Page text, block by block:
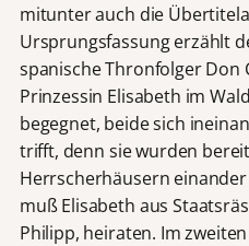
mitunter auch die
Ursprungsfassung erzählt
spanische Thronfolger Don
Prinzessin Elisabeth im
begegnet, beide sich
trifft, denn sie wurden
Herrscherhäusern
muß Elisabeth aus
Philipp, heiraten. Im